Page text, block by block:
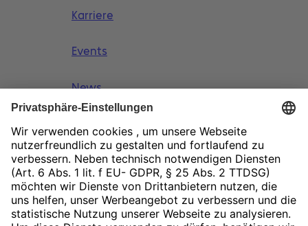
Karriere
Events
News
Marken
DyeMansion
HP